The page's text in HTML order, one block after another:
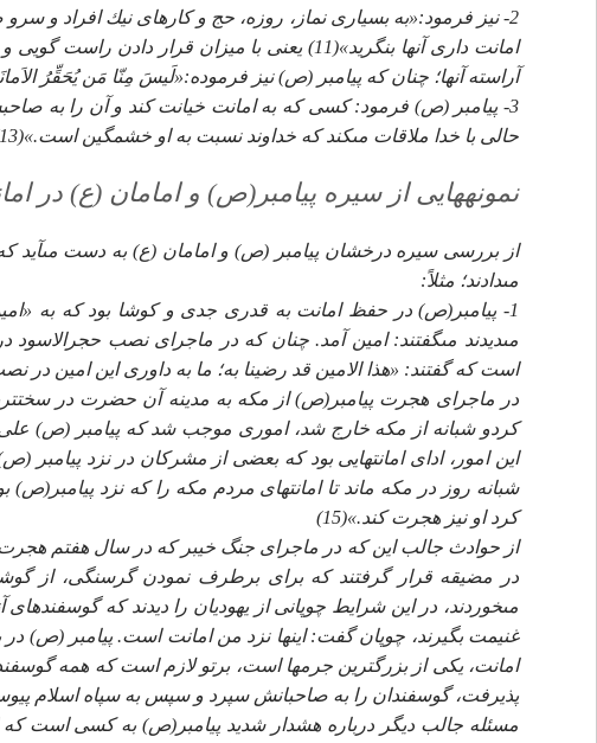
2- نيز فرمود:«به بسيارى نماز، روزه، حج و كارهاى نيك افراد و
امانت دارى آنها بنگريد»(11) يعنى با ميزان
آراسته آنها؛ چنان كه پيامبر (ص) نيز فرموده:«لَيسَ مِنّا مَن يُحَقِّرُ الاَمانَةَ؛(12) كسى كه حفظ امانت را كوچك بشمرد از ما
3- پيامبر (ص) فرمود: كسى كه به امانت خيانت كند و آن را به
حالى با خدا ملاقات مى‏كند كه خداوند نسبت به او خشمگين است.»(13)
نمونه‏هايى از سيره پيامبر(ص) و امامان (ع) در
از بررسى سيره درخشان پيامبر (ص) و امامان (ع) به دست مى‏آيد
مى‏دادند؛ مثلاً:
1- پيامبر(ص) در حفظ امانت به قدرى جدى و كوشا بود كه به
مى‏ديدند مى‏گفتند: امين آمد. چنان كه در ماجراى نصب
است كه گفتند: «هذا الامين قد رضينا به؛ ما به داورى اين امين در
در ماجراى هجرت پيامبر(ص) از مكه به مدينه آن حضرت در
كردو شبانه از مكه خارج شد، امورى موجب شد كه پيامبر (ص)
اين امور، اداى امانت‏هايى بود كه بعضى از مشركان در نزد
شبانه روز در مكه ماند تا امانت‏هاى مردم مكه را كه نزد پيامبر(ص)
كرد او نيز هجرت كند.»(15)
از حوادث جالب اين كه در ماجراى جنگ خيبر كه در سال هفتم هجرت
در مضيقه قرار گرفتند كه براى برطرف نمودن گرسنگى، از
مى‏خوردند، در اين شرايط چوپانى از يهوديان را ديدند كه گوسفندهاى
غنيمت بگيرند، چوپان گفت: اين‏ها نزد من امانت است. پيامبر (ص)
امانت، يكى از بزرگ‏ترين جرم‏ها است، برتو لازم است كه همه
پذيرفت، گوسفندان را به صاحبانش سپرد و سپس به سپاه اسلام پيوست
مسئله جالب ديگر درباره هشدار شديد پيامبر(ص) به كسى است كه